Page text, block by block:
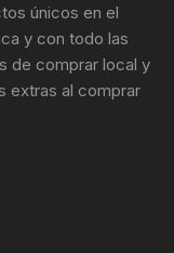
únicos en el
y con todo las
de comprar local y
extras al comprar